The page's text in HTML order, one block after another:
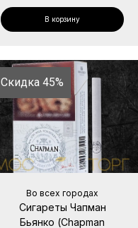
В корзину
Скидка 45%
Во всех городах
Сигареты Чапман
Бьянко (Chapman